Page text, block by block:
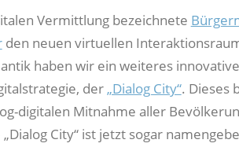
Vermittlung bezeichnete
den neuen virtuellen
haben wir ein weiteres
der„Dialog City“. Dieses
digitalen Mitnahme aller
City“ ist jetzt sogar